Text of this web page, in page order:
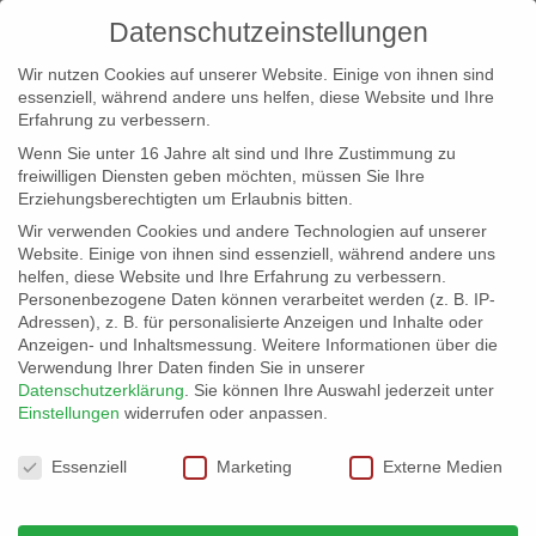
info@erfolgreich-events.de
+4940 46 777 230
06027_14
Datenschutzeinstellungen
Wir nutzen Cookies auf unserer Website. Einige von ihnen sind
essenziell, während andere uns helfen, diese Website und Ihre
Erfahrung zu verbessern.
Wenn Sie unter 16 Jahre alt sind und Ihre Zustimmung zu
freiwilligen Diensten geben möchten, müssen Sie Ihre
Erziehungsberechtigten um Erlaubnis bitten.
Wir verwenden Cookies und andere Technologien auf unserer
Website. Einige von ihnen sind essenziell, während andere uns
helfen, diese Website und Ihre Erfahrung zu verbessern.
Personenbezogene Daten können verarbeitet werden (z. B. IP-
Adressen), z. B. für personalisierte Anzeigen und Inhalte oder
Anzeigen- und Inhaltsmessung. Weitere Informationen über die
Verwendung Ihrer Daten finden Sie in unserer
Datenschutzerklärung
Sie können Ihre Auswahl jederzeit unter
Einstellungen widerrufen oder anpassen.
Datenschutzeinstellungen
Essenziell Marketing Externe Medien